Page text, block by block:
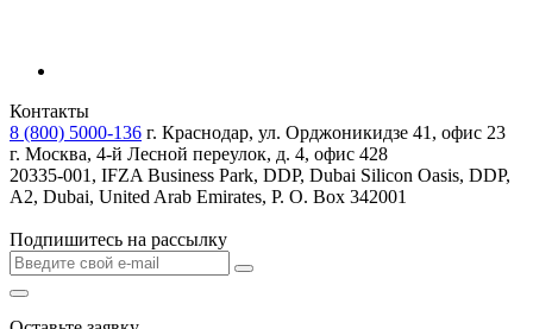
Контакты
8 (800) 5000-136 г. Краснодар, ул. Орджоникидзе 41, офис 23
г. Москва, 4-й Лесной переулок, д. 4, офис 428
20335-001, IFZA Business Park, DDP, Dubai Silicon Oasis, DDP,
A2, Dubai, United Arab Emirates, P. O. Box 342001
Подпишитесь на рассылку